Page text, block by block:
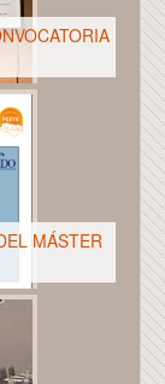
MÁSTER